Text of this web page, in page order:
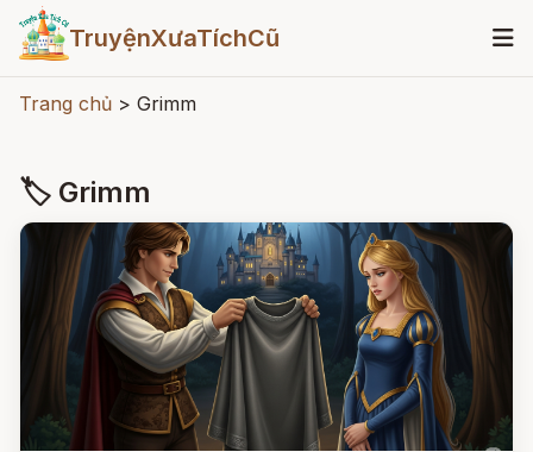
TruyệnXưaTíchCũ
Trang chủ > Grimm
🏷 Grimm